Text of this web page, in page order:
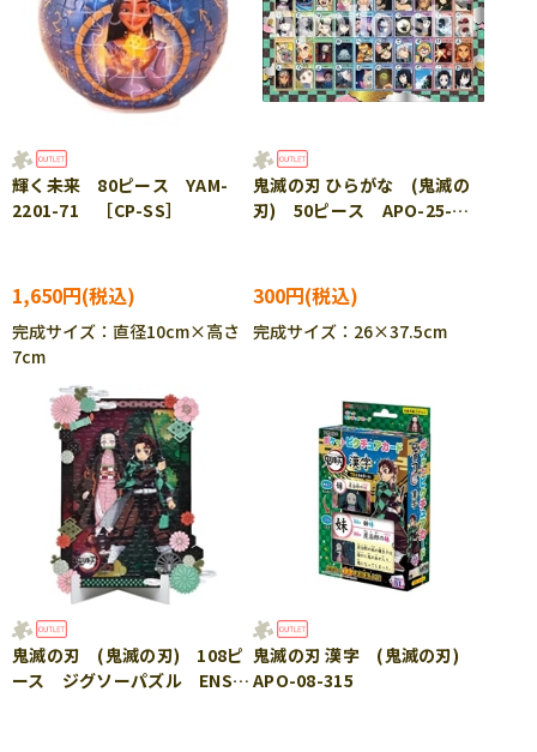
輝く未来 80ピース YAM-
2201-71 ［CP-SS］
1,650円
完成サイズ：直径10cm×高さ
7cm
鬼滅の刃 ひらがな (鬼滅の
刃) 50ピース APO-25-
300円
完成サイズ：26×37.5cm
鬼滅の刃 (鬼滅の刃) 108ピ
ース ジグソーパズル ENS-
鬼滅の刃 漢字 (鬼滅の刃)
APO-08-315